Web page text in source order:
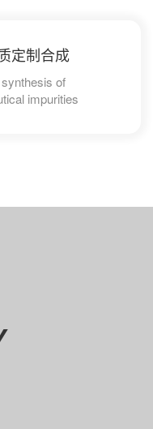
定制合成
of
impurities